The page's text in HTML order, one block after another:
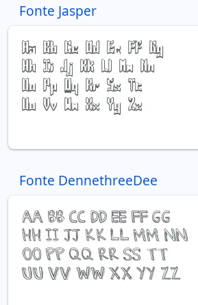
Fonte Jasper
Fonte DennethreeDee